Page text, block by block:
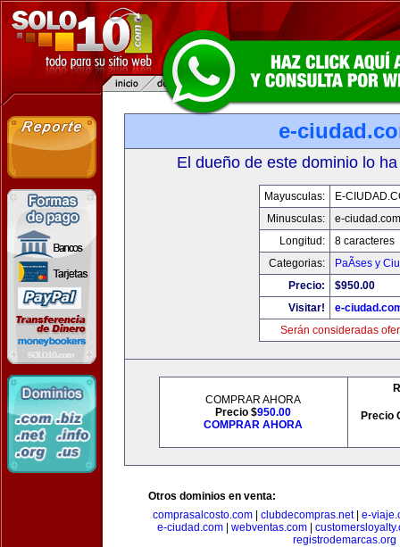
e-
El dueño de este dominio lo
Mayusculas:
E-
Minusculas:
e-ciudad.com
Longitud:
8 caracteres
Categorias:
PaÃ­ses y
Precio:
$950.00
Visitar!
e-
Serán consideradas
COMPRAR AHORA
Precio $950.00
COMPRAR AHORA
Precio
Otros dominios en venta:
comprasalcosto.com
clubdecompras.net| e-
e-ciudad.com| webventas.com|
registrodemarcas.org